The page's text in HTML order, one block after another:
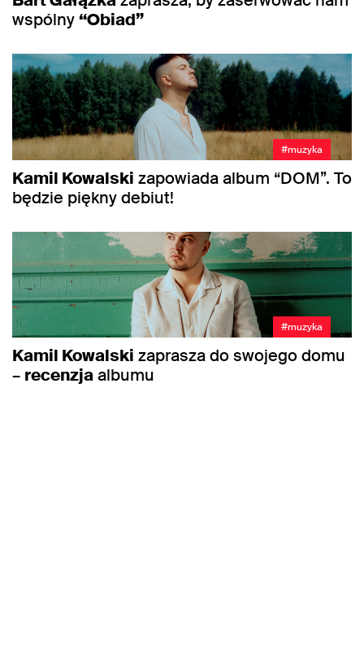
wspólny “Obiad”
#muzyka
Kamil Kowalski zapowiada album “DOM”. To
będzie piękny debiut!
#muzyka
Kamil Kowalski zaprasza do swojego domu
– recenzjaalbumu